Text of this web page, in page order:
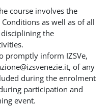
course involves the
as well as of all
the
promptly inform IZSVe,
of any
during the enrolment
participation and
event.